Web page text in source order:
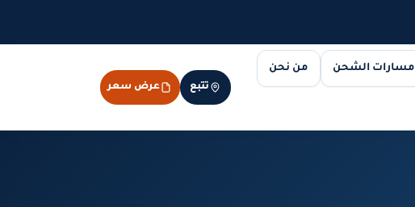
مسارات الشحن من نحن
تتبع عرض سعر